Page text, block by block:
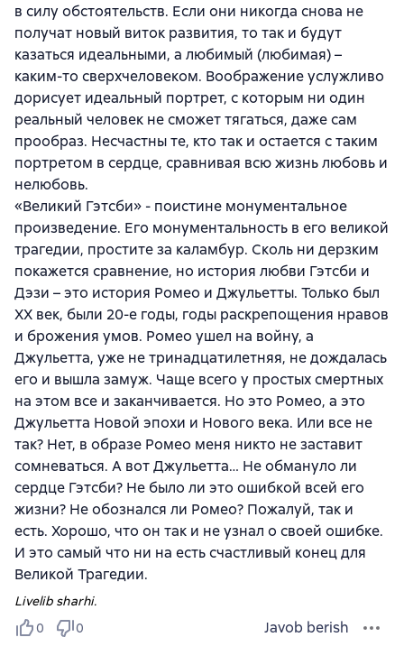
в силу обстоятельств. Если они никогда снова не
получат новый виток развития, то так и будут
казаться идеальными, а любимый (любимая) –
каким-то сверхчеловеком. Воображение услужливо
дорисует идеальный портрет, с которым ни один
реальный человек не сможет тягаться, даже сам
прообраз. Несчастны те, кто так и остается с таким
портретом в сердце, сравнивая всю жизнь любовь и
нелюбовь.
«Великий Гэтсби» - поистине монументальное
произведение. Его монументальность в его великой
трагедии, простите за каламбур. Сколь ни дерзким
покажется сравнение, но история любви Гэтсби и
Дэзи – это история Ромео и Джульетты. Только был
ХХ век, были 20-е годы, годы раскрепощения нравов
и брожения умов. Ромео ушел на войну, а
Джульетта, уже не тринадцатилетняя, не дождалась
его и вышла замуж. Чаще всего у простых смертных
на этом все и заканчивается. Но это Ромео, а это
Джульетта Новой эпохи и Нового века. Или все не
так? Нет, в образе Ромео меня никто не заставит
сомневаться. А вот Джульетта… Не обмануло ли
сердце Гэтсби? Не было ли это ошибкой всей его
жизни? Не обознался ли Ромео? Пожалуй, так и
есть. Хорошо, что он так и не узнал о своей ошибке.
И это самый что ни на есть счастливый конец для
Великой Трагедии.
Livelib sharhi.
0
0 Javob berish